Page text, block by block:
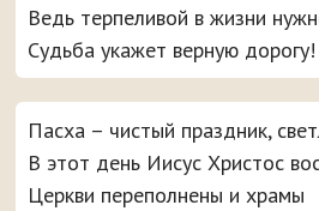
Ведь терпеливой в жизни
Судьба укажет верную дорогу!
Пасха – чистый праздник,
В этот день Иисус Христос
Церкви переполнены и храмы